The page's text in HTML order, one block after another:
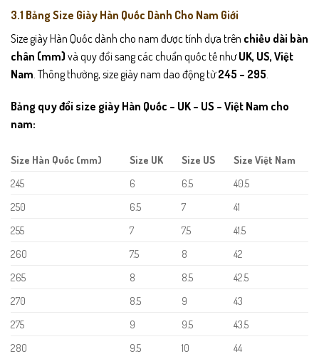
3.1 Bảng Size Giày Hàn Quốc Dành Cho Nam Giới
Size giày Hàn Quốc dành cho nam được tính dựa trên chiều dài bàn
chân (mm) và quy đổi sang các chuẩn quốc tế nhưUK, US, Việt
Nam . Thông thường, size giày nam dao động từ245 – 295
Bảng quy đổi size giày Hàn Quốc – UK – US – Việt Nam cho
nam:
Size Hàn Quốc (mm) Size UK Size US
Size Việt Nam
245
6 6.5
40.5
250
6.5 7
41
255
7 7.5
41.5
260
7.5 8
42
265
8 8.5
42.5
270
8.5 9
43
275
9 9.5
43.5
280
9.5 10
44